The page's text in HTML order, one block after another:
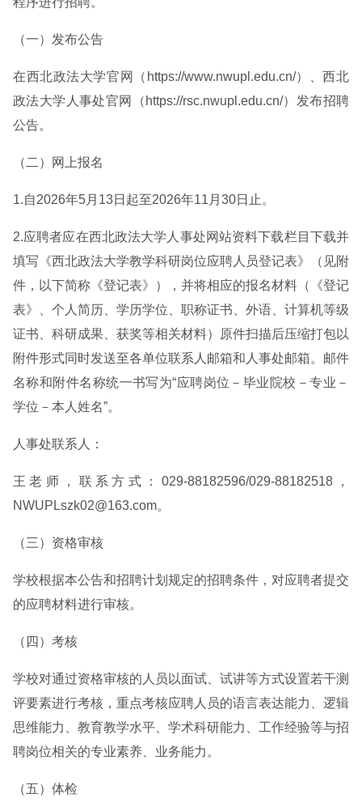
（一）发布公告
在西北政法大学官网（https://www.nwupl.edu.cn/）、西北
政法大学人事处官网（https://rsc.nwupl.edu.cn/）发布招聘
公告。
（二）网上报名
1.自2026年5月13日起至2026年11月30日止。
2.应聘者应在西北政法大学人事处网站资料下载栏目下载并
填写《西北政法大学教学科研岗位应聘人员登记表》（见附
件，以下简称《登记表》），并将相应的报名材料（《登记
表》、个人简历、学历学位、职称证书、外语、计算机等级
证书、科研成果、获奖等相关材料）原件扫描后压缩打包以
附件形式同时发送至各单位联系人邮箱和人事处邮箱。邮件
名称和附件名称统一书写为“应聘岗位－毕业院校－专业－
学位－本人姓名”。
人事处联系人：
王老师，联系方式：029-88182596/029-88182518，
NWUPLszk02@163.com。
（三）资格审核
学校根据本公告和招聘计划规定的招聘条件，对应聘者提交
的应聘材料进行审核。
（四）考核
学校对通过资格审核的人员以面试、试讲等方式设置若干测
评要素进行考核，重点考核应聘人员的语言表达能力、逻辑
思维能力、教育教学水平、学术科研能力、工作经验等与招
聘岗位相关的专业素养、业务能力。
（五）体检